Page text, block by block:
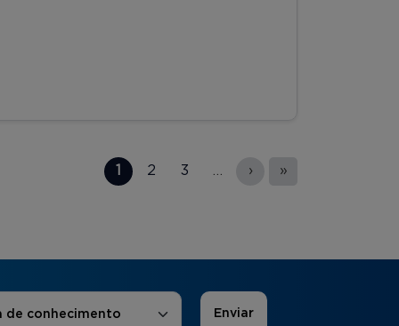
1 2 3 … › »
Interesse
de conhecimento